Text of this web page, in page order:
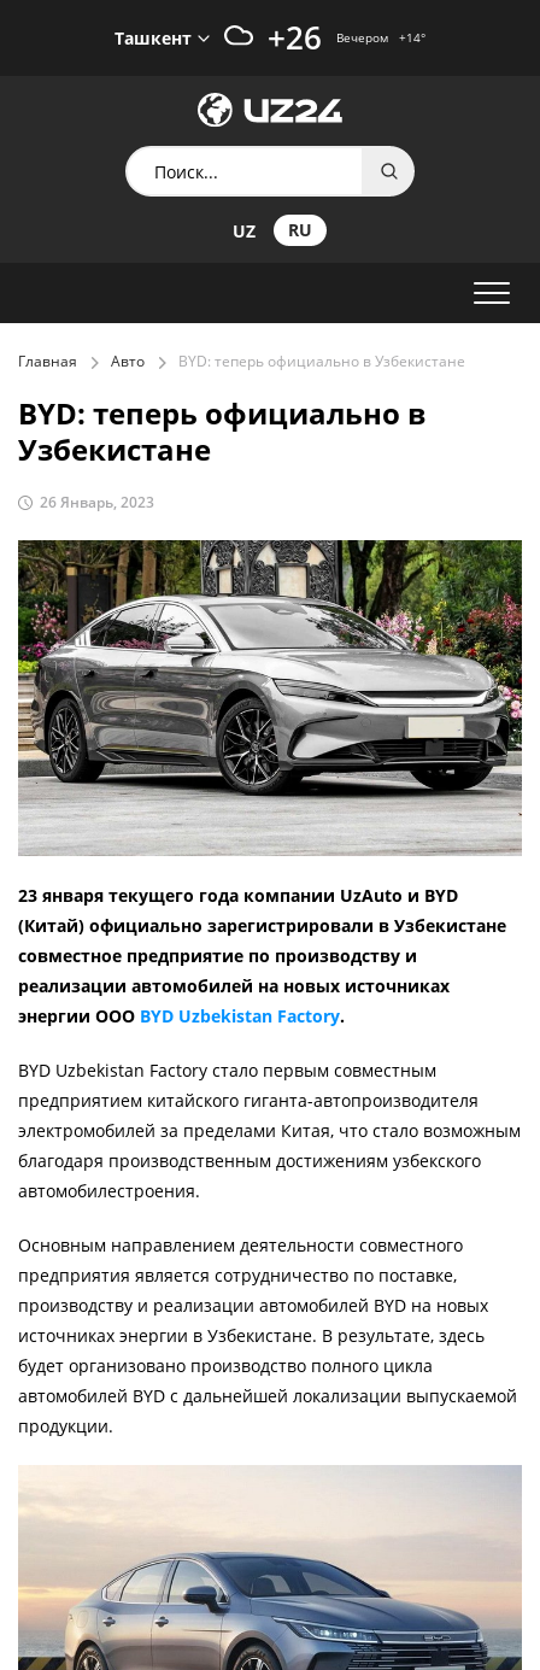
Ташкент +26 Вечером +14°
UZ RU
Главная Авто BYD: теперь официально в Узбекистане
BYD: теперь официально в
Узбекистане
26 Январь, 2023
23 января текущего года компании UzAuto и BYD
(Китай) официально зарегистрировали в Узбекистане
совместное предприятие по производству и
реализации автомобилей на новых источниках
энергии ООО BYD Uzbekistan Factory.
BYD Uzbekistan Factory стало первым совместным
предприятием китайского гиганта-автопроизводителя
электромобилей за пределами Китая, что стало возможным
благодаря производственным достижениям узбекского
автомобилестроения.
Основным направлением деятельности совместного
предприятия является сотрудничество по поставке,
производству и реализации автомобилей BYD на новых
источниках энергии в Узбекистане. В результате, здесь
будет организовано производство полного цикла
автомобилей BYD с дальнейшей локализации выпускаемой
продукции.